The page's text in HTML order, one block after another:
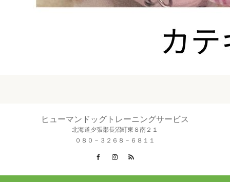
ヒューマンドッグトレーニングサービス
北海道夕張郡長沼町東８南２１
０８０－３２６８－６８１１
FacebookInstagram